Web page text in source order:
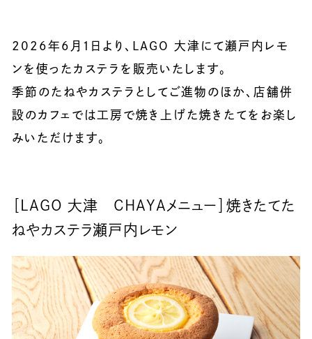
2026年6月1日より、LAGO 大津にて瀬戸内レモ
ンを使ったカステラを販売いたします。
季節のたねやカステラとしてご進物のほか、店舗併
設のカフェでは工房で焼き上げた焼きたてをお楽し
みいただけます。
［LAGO 大津 CHAYAメニュー］焼きたてた
ねやカステラ瀬戸内レモン